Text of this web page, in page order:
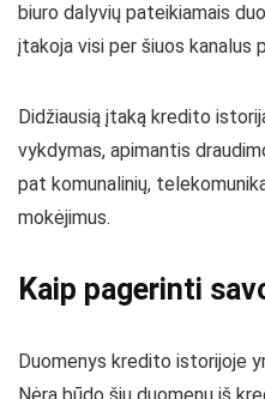
biuro dalyvių pateikiamais
įtakoja visi per šiuos kanalus
Didžiausią įtaką kredito
vykdymas, apimantis
pat komunalinių,
mokėjimus.
Kaip pagerinti
Duomenys kredito istorijoje